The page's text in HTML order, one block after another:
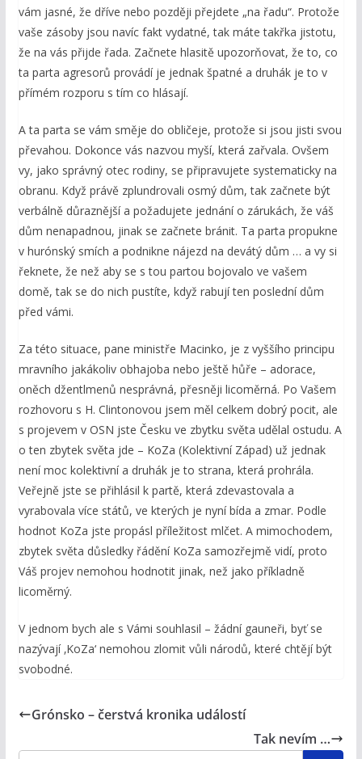
vám jasné, že dříve nebo později přejdete „na řadu“. Protože
vaše zásoby jsou navíc fakt vydatné, tak máte takřka jistotu,
že na vás přijde řada. Začnete hlasitě upozorňovat, že to, co
ta parta agresorů provádí je jednak špatné a druhák je to v
přímém rozporu s tím co hlásají.
A ta parta se vám směje do obličeje, protože si jsou jisti svou
převahou. Dokonce vás nazvou myší, která zařvala. Ovšem
vy, jako správný otec rodiny, se připravujete systematicky na
obranu. Když právě zplundrovali osmý dům, tak začnete být
verbálně důraznější a požadujete jednání o zárukách, že váš
dům nenapadnou, jinak se začnete bránit. Ta parta propukne
v hurónský smích a podnikne nájezd na devátý dům … a vy si
řeknete, že než aby se s tou partou bojovalo ve vašem
domě, tak se do nich pustíte, když rabují ten poslední dům
před vámi.
Za této situace, pane ministře Macinko, je z vyššího principu
mravního jakákoliv obhajoba nebo ještě hůře – adorace,
oněch džentlmenů nesprávná, přesněji licoměrná. Po Vašem
rozhovoru s H. Clintonovou jsem měl celkem dobrý pocit, ale
s projevem v OSN jste Česku ve zbytku světa udělal ostudu. A
o ten zbytek světa jde – KoZa (Kolektivní Západ) už jednak
není moc kolektivní a druhák je to strana, která prohrála.
Veřejně jste se přihlásil k partě, která zdevastovala a
vyrabovala více států, ve kterých je nyní bída a zmar. Podle
hodnot KoZa jste propásl příležitost mlčet. A mimochodem,
zbytek světa důsledky řádění KoZa samozřejmě vidí, proto
Váš projev nemohou hodnotit jinak, než jako příkladně
licoměrný.
V jednom bych ale s Vámi souhlasil – žádní gauneři, byť se
nazývají ‚KoZa‘ nemohou zlomit vůli národů, které chtějí být
svobodné.
Grónsko – čerstvá kronika událostí
Tak nevím …